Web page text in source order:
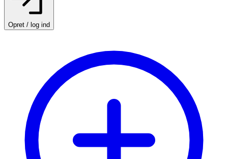
Opret / log ind